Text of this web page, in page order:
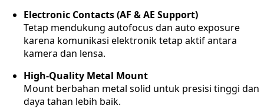
Electronic Contacts (AF & AE Support)
Tetap mendukung autofocus dan auto exposure
karena komunikasi elektronik tetap aktif antara
kamera dan lensa.
High-Quality Metal Mount
Mount berbahan metal solid untuk presisi tinggi dan
daya tahan lebih baik.